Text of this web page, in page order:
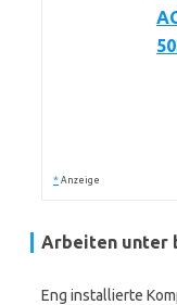
* Anzeige
Arbeiten unter
Eng installierte